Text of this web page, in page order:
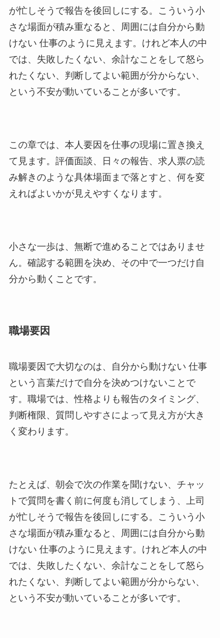
が忙しそうで報告を後回しにする。こういう小
さな場面が積み重なると、周囲には自分から動
けない 仕事のように見えます。けれど本人の中
では、失敗したくない、余計なことをして怒ら
れたくない、判断してよい範囲が分からない、
という不安が動いていることが多いです。
この章では、本人要因を仕事の現場に置き換え
て見ます。評価面談、日々の報告、求人票の読
み解きのような具体場面まで落とすと、何を変
えればよいかが見えやすくなります。
小さな一歩は、無断で進めることではありませ
ん。確認する範囲を決め、その中で一つだけ自
分から動くことです。
職場要因
職場要因で大切なのは、自分から動けない 仕事
という言葉だけで自分を決めつけないことで
す。職場では、性格よりも報告のタイミング、
判断権限、質問しやすさによって見え方が大き
く変わります。
たとえば、朝会で次の作業を聞けない、チャッ
トで質問を書く前に何度も消してしまう、上司
が忙しそうで報告を後回しにする。こういう小
さな場面が積み重なると、周囲には自分から動
けない 仕事のように見えます。けれど本人の中
では、失敗したくない、余計なことをして怒ら
れたくない、判断してよい範囲が分からない、
という不安が動いていることが多いです。